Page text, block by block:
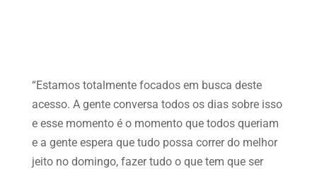
“Estamos totalmente focados em busca deste
acesso. A gente conversa todos os dias sobre isso
e esse momento é o momento que todos queriam
e a gente espera que tudo possa correr do melhor
jeito no domingo, fazer tudo o que tem que ser